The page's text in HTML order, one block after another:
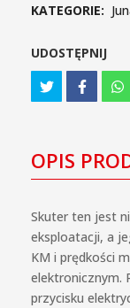
KATEGORIE:
UDOSTĘPNIJ
OPIS
Skuter ten jest
eksploatacji, a
KM i prędkości
elektronicznym.
przycisku